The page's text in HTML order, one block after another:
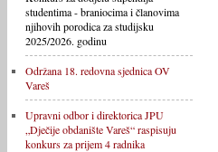
studentima - braniocima i članovima
njihovih porodica za studijsku
2025/2026. godinu
Održana 18. redovna sjednica OV
Vareš
Upravni odbor i direktorica JPU
„Dječije obdanište Vareš“ raspisuju
konkurs za prijem 4 radnika